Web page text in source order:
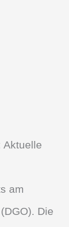
Aktuelle
am
Die